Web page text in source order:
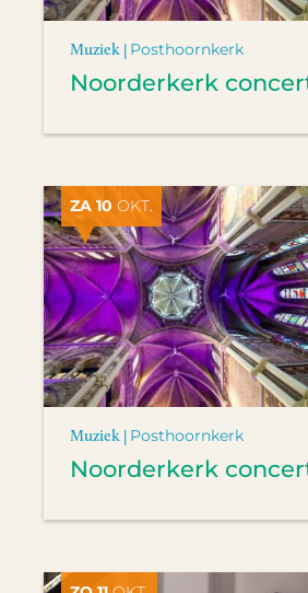
Muziek | Posthoornkerk
Noorderkerk
ZA 10 OKT.
Muziek | Posthoornkerk
Noorderkerk